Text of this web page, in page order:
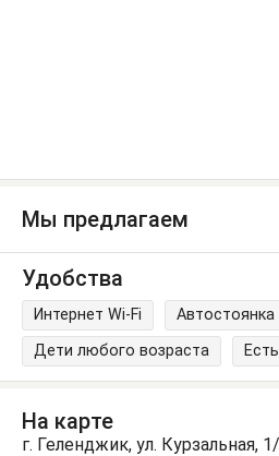
Мы предлагаем
Удобства
Интернет Wi-Fi
Автостоянка
Дети любого возраста
На карте
г. Геленджик, ул. Курзальная,